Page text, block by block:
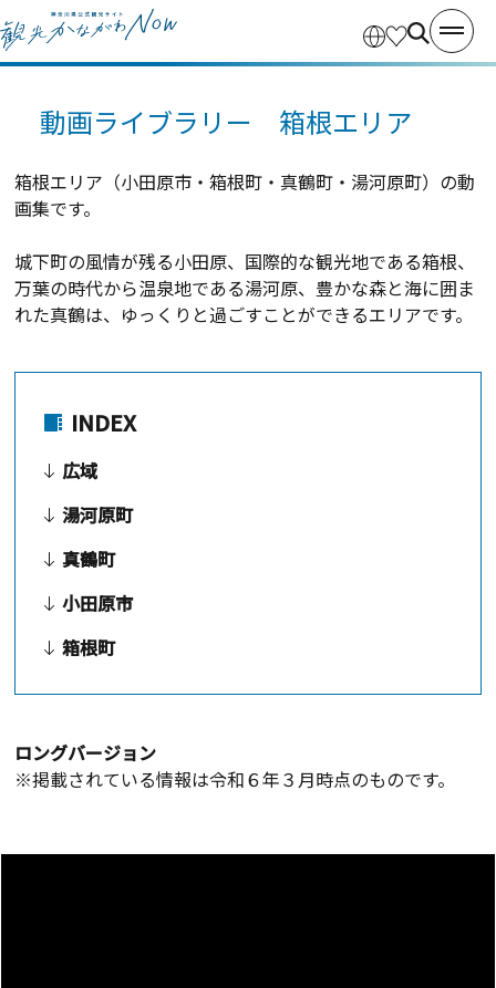
動画ライブラリー 箱根エリア
箱根エリア（小田原市・箱根町・真鶴町・湯河原町）の動
画集です。
城下町の風情が残る小田原、国際的な観光地である箱根、
万葉の時代から温泉地である湯河原、豊かな森と海に囲ま
れた真鶴は、ゆっくりと過ごすことができるエリアです。
INDEX
広域
湯河原町
真鶴町
小田原市
箱根町
ロングバージョン
※掲載されている情報は令和６年３月時点のものです。